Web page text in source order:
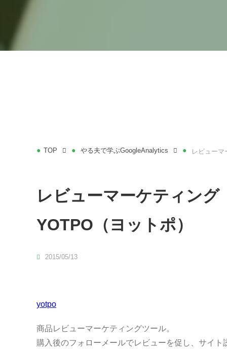
TOP やる夫で学ぶGoogleAnalytics レビュー
レビューマーケティング
YOTPO（ヨットポ）
2015/05/13
yotpo
商品レビューマーケティングツール。
購入後のフォローメールでレビューを促し、サイ